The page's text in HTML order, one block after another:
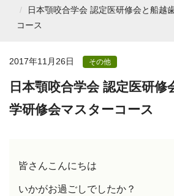
日本顎咬合学会 認定医研修会と船越
コース
2017年11月26日 その他
日本顎咬合学会 認定医研修
学研修会マスターコース
皆さんこんにちは
いかがお過ごしでしたか？